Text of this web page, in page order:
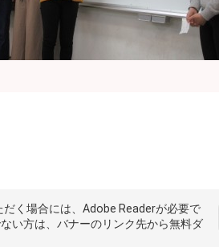
だく場合には、Adobe Readerが必要で
い方は、バナーのリンク先から無料ダ